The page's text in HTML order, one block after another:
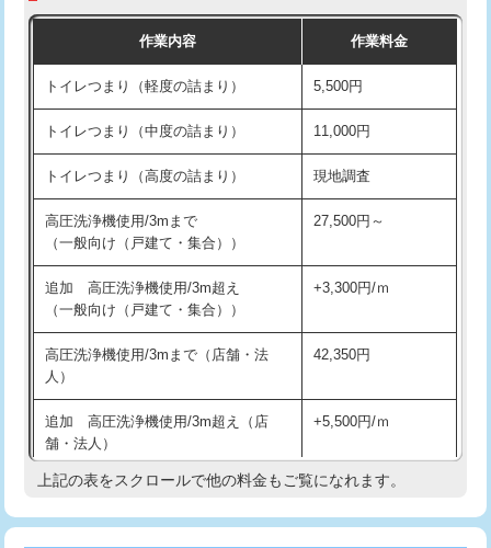
作業内容 作業料金
トイレつまり（軽度の詰まり） 5,500円
トイレつまり（中度の詰まり） 11,000円
トイレつまり（高度の詰まり） 現地調査
高圧洗浄機使用/3mまで
（一般向け（戸建て・集合））
27,500円～
追加 高圧洗浄機使用/3m超え
（一般向け（戸建て・集合））
+3,300円/ｍ
高圧洗浄機使用/3mまで（店舗・法
人）
42,350円
追加 高圧洗浄機使用/3m超え（店
舗・法人）
+5,500円/ｍ
高度高圧洗浄換 現地調査
上記の表をスクロールで他の料金もご覧になれます。